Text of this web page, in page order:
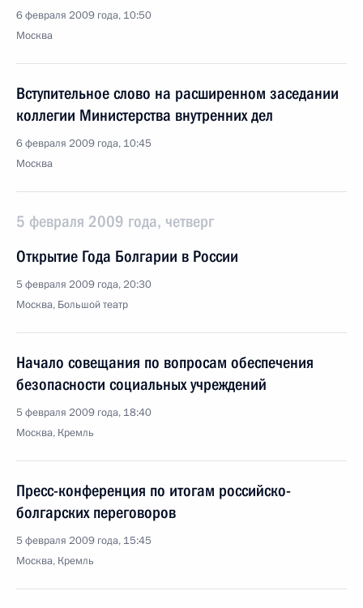
6 февраля 2009 года, 10:50
Москва
Вступительное слово на расширенном заседании
коллегии Министерства внутренних дел
6 февраля 2009 года, 10:45
Москва
5 февраля 2009 года, четверг
Открытие Года Болгарии в России
5 февраля 2009 года, 20:30
Москва, Большой театр
Начало совещания по вопросам обеспечения
безопасности социальных учреждений
5 февраля 2009 года, 18:40
Москва, Кремль
Пресс-конференция по итогам российско-
болгарских переговоров
5 февраля 2009 года, 15:45
Москва, Кремль